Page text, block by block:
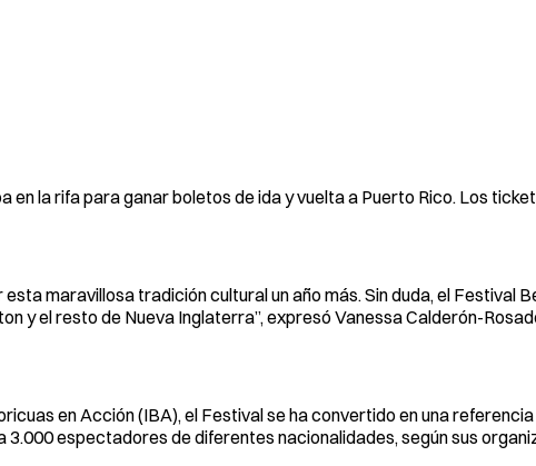
en la rifa para ganar boletos de ida y vuelta a Puerto Rico. Los
maravillosa tradición cultural un año más. Sin duda, el Festival
y el resto de Nueva Inglaterra”, expresó Vanessa Calderón-
en Acción (IBA), el Festival se ha convertido en una
3.000 espectadores de diferentes nacionalidades, según sus